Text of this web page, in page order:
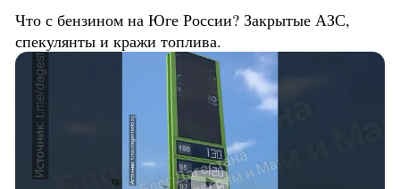
Что с бензином на Юге России? Закрытые АЗС,
спекулянты и кражи топлива.